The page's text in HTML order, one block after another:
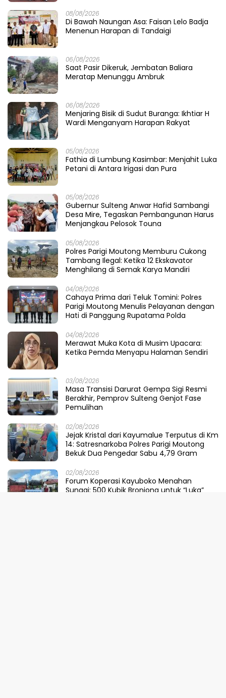
08/08/2026
Di Bawah Naungan Asa: Faisan Lelo Badja
Menenun Harapan di Tandaigi
06/08/2026
Saat Pasir Dikeruk, Jembatan Baliara
Meratap Menunggu Ambruk
06/08/2026
Menjaring Bisik di Sudut Buranga: Ikhtiar H
Wardi Menganyam Harapan Rakyat
05/08/2026
Fathia di Lumbung Kasimbar: Menjahit Luka
Petani di Antara Irigasi dan Pura
05/08/2026
Gubernur Sulteng Anwar Hafid Sambangi
Desa Mire, Tegaskan Pembangunan Harus
Menjangkau Pelosok Touna
05/08/2026
Polres Parigi Moutong Memburu Cukong
Tambang Ilegal: Ketika 12 Ekskavator
Menghilang di Semak Karya Mandiri
04/08/2026
Cahaya Prima dari Teluk Tomini: Polres
Parigi Moutong Menulis Pelayanan dengan
Hati di Panggung Rupatama Polda
04/08/2026
Merawat Muka Kota di Musim Upacara:
Ketika Pemda Menyapu Halaman Sendiri
03/08/2026
Masa Transisi Darurat Gempa Sigi Resmi
Berakhir, Pemprov Sulteng Genjot Fase
Pemulihan
02/08/2026
Jejak Kristal dari Kayumalue Terputus di Km
14: Satresnarkoba Polres Parigi Moutong
Bekuk Dua Pengedar Sabu 4,79 Gram
02/08/2026
Forum Koperasi Kayuboko Menahan
Sungai: 500 Kubik Bronjong untuk “Luka”